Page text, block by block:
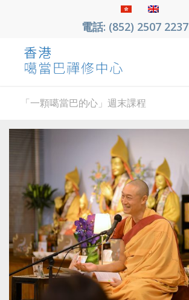
電話: (852) 2507 2237
「一顆噶當巴的心」週末課程